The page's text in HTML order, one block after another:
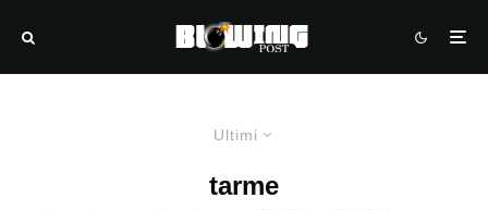
Ultimi
tarme